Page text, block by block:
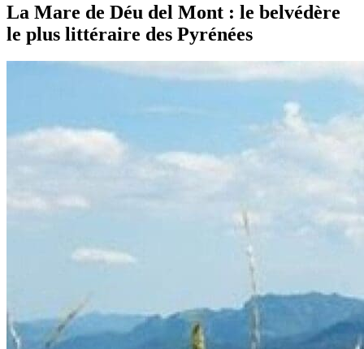
La Mare de Déu del Mont : le belvédère
le plus littéraire des Pyrénées